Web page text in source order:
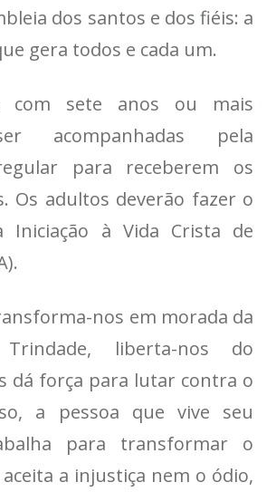
dos santos e dos fiéis: a
gera todos e cada um.
com sete anos ou mais
acompanhadas pela
para receberem os
Os adultos deverão fazer o
Iniciação à Vida Crista de
nos em morada da
Trindade, liberta-nos do
dá força para lutar contra o
a pessoa que vive seu
para transformar o
a injustiça nem o ódio,